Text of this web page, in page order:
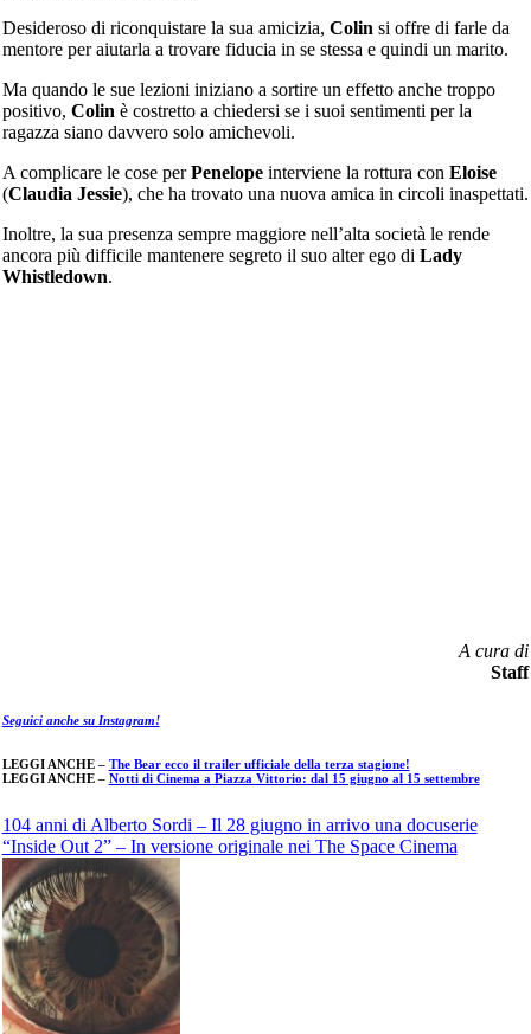
Desideroso di riconquistare la sua amicizia, Colin si offre di farle da
mentore per aiutarla a trovare fiducia in se stessa e quindi un marito.
Ma quando le sue lezioni iniziano a sortire un effetto anche troppo
positivo, Colin è costretto a chiedersi se i suoi sentimenti per la
ragazza siano davvero solo amichevoli.
A complicare le cose perPenelopeinterviene la rottura con Eloise
(Claudia Jessie), che ha trovato una nuova amica in circoli inaspettati.
Inoltre, la sua presenza sempre maggiore nell’alta società le rende
ancora più difficile mantenere segreto il suo alter ego di Lady
Whistledown.
A cura di
Staff
Seguici anche su Instagram!
LEGGI ANCHE – The Bear ecco il trailer ufficiale della terza stagione!
LEGGI ANCHE – Notti di Cinema a Piazza Vittorio: dal 15 giugno al 15 settembre
Navigazione
articoli
104 anni di Alberto Sordi – Il 28 giugno in arrivo una docuserie
“Inside Out 2” – In versione originale nei The Space Cinema